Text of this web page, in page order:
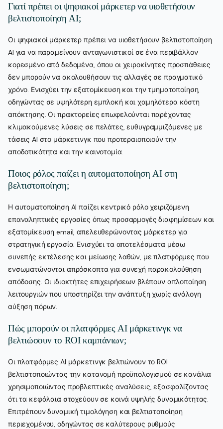
Γιατί πρέπει οι ψηφιακοί μάρκετερ να υιοθετήσουν
βελτιστοποίηση AI;
Οι ψηφιακοί μάρκετερ πρέπει να υιοθετήσουν βελτιστοποίηση
AI για να παραμείνουν ανταγωνιστικοί σε ένα περιβάλλον
κορεσμένο από δεδομένα, όπου οι χειροκίνητες προσπάθειες
δεν μπορούν να ακολουθήσουν τις αλλαγές σε πραγματικό
χρόνο. Ενισχύει την εξατομίκευση και την τμηματοποίηση,
οδηγώντας σε υψηλότερη εμπλοκή και χαμηλότερα κόστη
απόκτησης. Οι πρακτορείες επωφελούνται παρέχοντας
κλιμακούμενες λύσεις σε πελάτες, ευθυγραμμιζόμενες με
τάσεις AI στο μάρκετινγκ που προτεραιοποιούν την
αποδοτικότητα και την καινοτομία.
Ποιος ρόλος παίζει η αυτοματοποίηση AI στη
βελτιστοποίηση;
Η αυτοματοποίηση AI παίζει κεντρικό ρόλο χειριζόμενη
επαναληπτικές εργασίες όπως προσαρμογές διαφημίσεων και
εξατομίκευση email, απελευθερώνοντας μάρκετερ για
στρατηγική εργασία. Ενισχύει τα αποτελέσματα μέσω
συνεπής εκτέλεσης και μείωσης λαθών, με πλατφόρμες που
ενσωματώνονται απρόσκοπτα για συνεχή παρακολούθηση
απόδοσης. Οι ιδιοκτήτες επιχειρήσεων βλέπουν απλοποίηση
λειτουργιών που υποστηρίζει την ανάπτυξη χωρίς ανάλογη
αύξηση πόρων.
Πώς μπορούν οι πλατφόρμες AI μάρκετινγκ να
βελτιώσουν το ROI καμπάνιων;
Οι πλατφόρμες AI μάρκετινγκ βελτιώνουν το ROI
βελτιστοποιώντας την κατανομή προϋπολογισμού σε κανάλια
χρησιμοποιώντας προβλεπτικές αναλύσεις, εξασφαλίζοντας
ότι τα κεφάλαια στοχεύουν σε κοινά υψηλής δυναμικότητας.
Επιτρέπουν δυναμική τιμολόγηση και βελτιστοποίηση
περιεχομένου, οδηγώντας σε καλύτερους ρυθμούς